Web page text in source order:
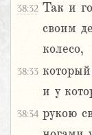
38:32 Так и
своим
колесо,
38:33
и у
38:34 рукою